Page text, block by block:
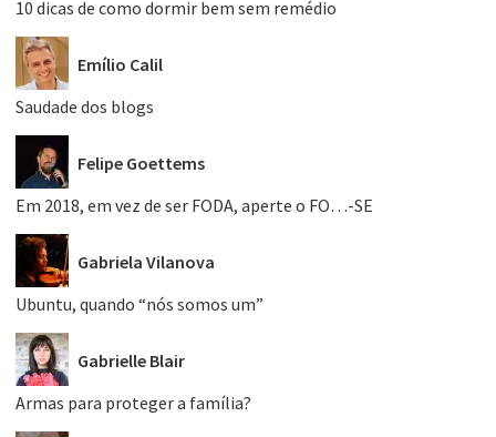
10 dicas de como dormir bem sem remédio
Emílio Calil
Saudade dos blogs
Felipe Goettems
Em 2018, em vez de ser FODA, aperte o FO…-SE
Gabriela Vilanova
Ubuntu, quando “nós somos um”
Gabrielle Blair
Armas para proteger a família?